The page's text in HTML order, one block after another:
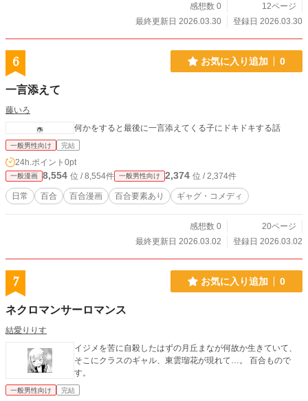
感想数 0
12ページ
最終更新日 2026.03.30
登録日 2026.03.30
6 お気に入り追加 0
一言添えて
藤いろ
何かをすると最後に一言添えてくる子にドキドキする話
一般男性向け 完結
24h.ポイント 0pt
一般漫画 8,554 位 / 8,554件 一般男性向け 2,374 位 / 2,374件
日常 百合 百合漫画 百合要素あり ギャグ・コメディ
感想数 0
20ページ
最終更新日 2026.03.02
登録日 2026.03.02
7 お気に入り追加 0
ネクロマンサーロマンス
結愛りりす
イジメを苦に自殺したはずの月丘まなが何故か生きていて、
そこにクラスのギャル、東雲瑠花が現れて…。 百合もので
す。
一般男性向け 完結